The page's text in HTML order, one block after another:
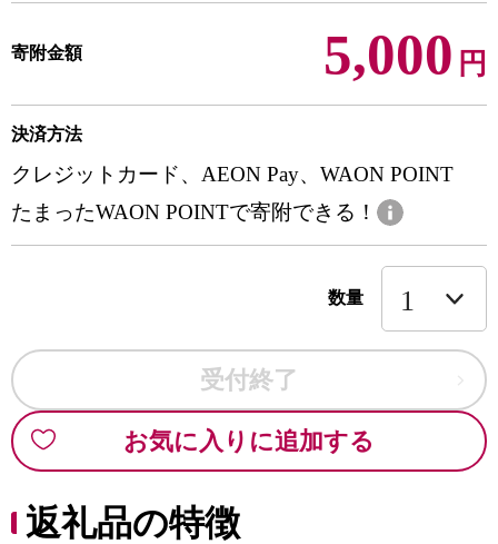
寄附金額 5,000 円
決済方法
クレジットカード、AEON Pay、WAON POINT
たまったWAON POINTで寄附できる！
数量
受付終了
お気に入りに追加する
返礼品の特徴